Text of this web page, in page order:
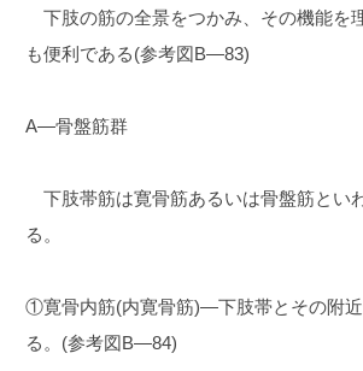
下肢の筋の全景をつかみ、その機能を
も便利である(参考図B―83)
A―骨盤筋群
下肢帯筋は寛骨筋あるいは骨盤筋とい
る。
①寛骨内筋(内寛骨筋)―下肢帯とその附
る。(参考図B―84)